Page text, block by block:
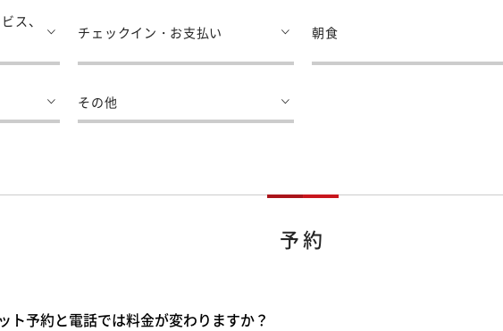
ス、
チェックイン・お支払い 朝食
その他
予約
ト予約と電話では料金が変わりますか？